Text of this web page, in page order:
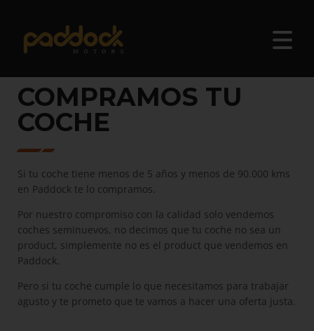
COMPRAMOS TU
COCHE
Si tu coche tiene menos de 5 años y menos de 90.000 kms
en Paddock te lo compramos.
Por nuestro compromiso con la calidad solo vendemos
coches seminuevos, no decimos que tu coche no sea un
product, simplemente no es el product que vendemos en
Paddock.
Pero si tu coche cumple lo que necesitamos para trabajar
agusto y te prometo que te vamos a hacer una oferta justa.